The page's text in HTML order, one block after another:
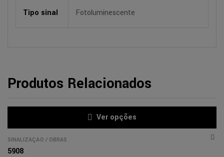
Tipo sinal Fotoluminescente
Produtos Relacionados
Ver opções
SINALIZAÇÃO / OBRAS
5908